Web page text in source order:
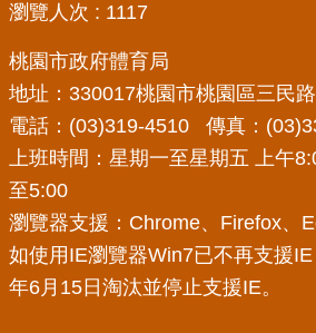
務
政
府
資
訊
公
開
回
首
瀏覽人次
1117
桃園市政府體育局
地址：330017桃園市桃園區三民
電話：(03)319-4510 傳真：
上班時間：星期一至星期五 上午
至5:00
瀏覽器支援：Chrome、Firefox、
如使用IE瀏覽器Win7已不再支援
年6月15日淘汰並停止支援IE。